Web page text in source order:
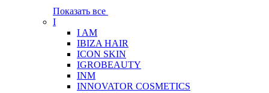
Показать все
I
I AM
IBIZA HAIR
ICON SKIN
IGROBEAUTY
INM
INNOVATOR COSMETICS